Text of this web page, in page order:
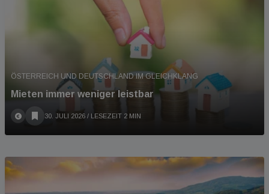
ÖSTERREICH UND DEUTSCHLAND IM GLEICHKLANG
Mieten immer weniger leistbar
30. JULI 2026 / LESEZEIT 2 MIN